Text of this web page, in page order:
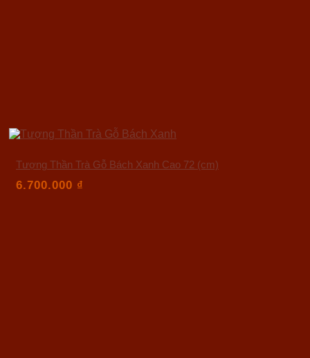
Tượng Thần Trà Gỗ Bách Xanh Cao 72 (cm)
6.700.000 ₫